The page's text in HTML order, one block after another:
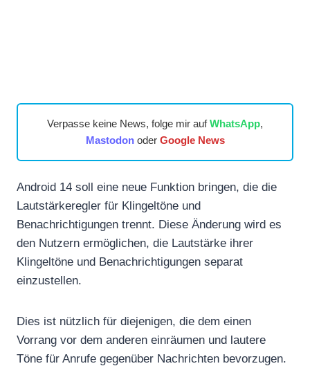
Verpasse keine News, folge mir aufWhatsApp,
Mastodonoder Google News
Android 14 soll eine neue Funktion bringen, die die
Lautstärkeregler für Klingeltöne und
Benachrichtigungen trennt. Diese Änderung wird es
den Nutzern ermöglichen, die Lautstärke ihrer
Klingeltöne und Benachrichtigungen separat
einzustellen.
Dies ist nützlich für diejenigen, die dem einen
Vorrang vor dem anderen einräumen und lautere
Töne für Anrufe gegenüber Nachrichten bevorzugen.